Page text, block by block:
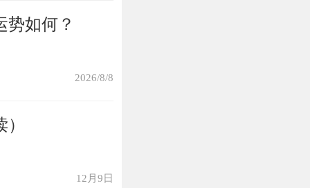
的事。
势如何？
2026/8/8
12月9日